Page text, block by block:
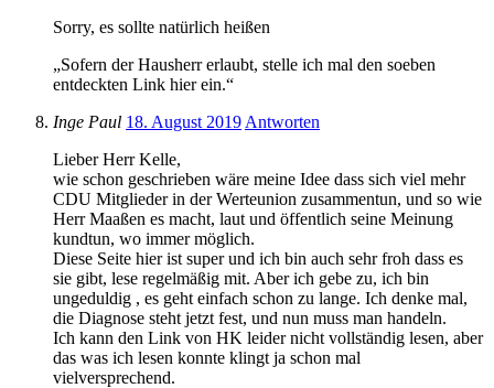
Sorry, es sollte natürlich heißen
„Sofern der Hausherr erlaubt, stelle ich mal den soeben
entdeckten Link hier ein.“
Inge Paul 18. August 2019 Antworten
Lieber Herr Kelle,
wie schon geschrieben wäre meine Idee dass sich viel mehr
CDU Mitglieder in der Werteunion zusammentun, und so wie
Herr Maaßen es macht, laut und öffentlich seine Meinung
kundtun, wo immer möglich.
Diese Seite hier ist super und ich bin auch sehr froh dass es
sie gibt, lese regelmäßig mit. Aber ich gebe zu, ich bin
ungeduldig , es geht einfach schon zu lange. Ich denke mal,
die Diagnose steht jetzt fest, und nun muss man handeln.
Ich kann den Link von HK leider nicht vollständig lesen, aber
das was ich lesen konnte klingt ja schon mal
vielversprechend.